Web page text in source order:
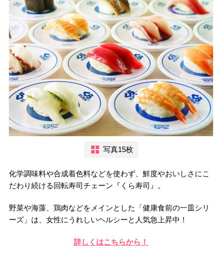
写真15枚
化学調味料や合成着色料などを使わず、鮮度やおいしさにこ
だわり続ける回転寿司チェーン『くら寿司』。
野菜や海藻、鶏肉などをメインとした「健康食前の一皿シリ
ーズ」は、女性にうれしいヘルシーと人気急上昇中！
詳しくはこちらから！